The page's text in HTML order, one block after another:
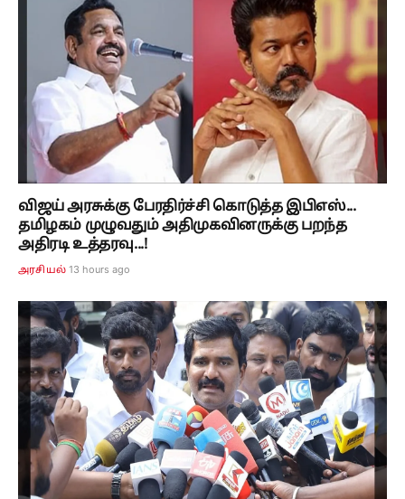
விஜய் அரசுக்கு பேரதிர்ச்சி கொடுத்த இபிஎஸ்...
தமிழகம் முழுவதும் அதிமுகவினருக்கு பறந்த
அதிரடி உத்தரவு...!
அரசியல் 13 hours ago